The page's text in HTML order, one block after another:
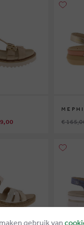
€
gebruik van